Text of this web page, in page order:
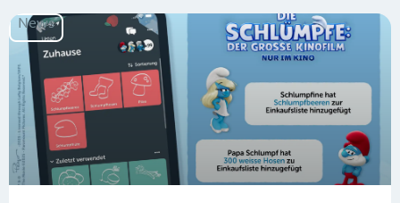
News